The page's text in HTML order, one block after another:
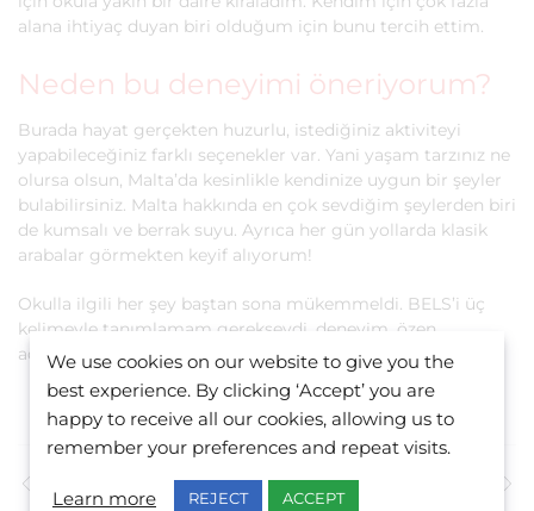
alana ihtiyaç duyan biri olduğum için bunu tercih ettim.
Neden bu deneyimi öneriyorum?
Burada hayat gerçekten huzurlu, istediğiniz aktiviteyi
yapabileceğiniz farklı seçenekler var. Yani yaşam tarzınız ne
olursa olsun, Malta’da kesinlikle kendinize uygun bir şeyler
bulabilirsiniz. Malta hakkında en çok sevdiğim şeylerden biri
de kumsalı ve berrak suyu. Ayrıca her gün yollarda klasik
arabalar görmekten keyif alıyorum!
Okulla ilgili her şey baştan sona mükemmeldi. BELS’i üç
kelimeyle tanımlamam gerekseydi, deneyim, özen,
adanmışlık olurdu.
Önceki Görüş Sonraki Görüş
We use cookies on our website to give you the
best experience. By clicking ‘Accept’ you are
happy to receive all our cookies, allowing us to
remember your preferences and repeat visits.
Learn more REJECT ACCEPT